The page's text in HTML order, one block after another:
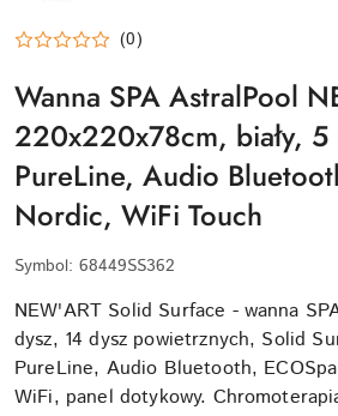
(0)
Wanna SPA AstralPool
220x220x78cm, biały, 5
PureLine, Audio
Nordic, WiFi Touch
Symbol: 68449SS362
NEW'ART Solid Surface - wanna
dysz, 14 dysz powietrznych, Solid
PureLine, Audio Bluetooth,
WiFi, panel dotykowy.